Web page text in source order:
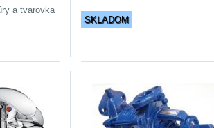
a tvarovka
SKLADOM